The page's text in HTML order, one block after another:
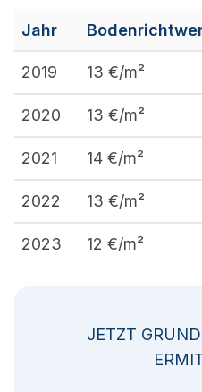
Jahr
2019 13 €/m²
2020 13 €/m²
2021 14 €/m²
2022 13 €/m²
2023 12 €/m²
JETZT